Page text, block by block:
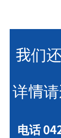
我们
详情
电话